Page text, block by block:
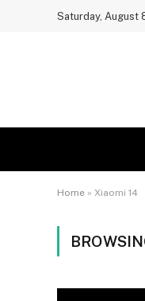
Saturday, August
Home » Xiaomi 14